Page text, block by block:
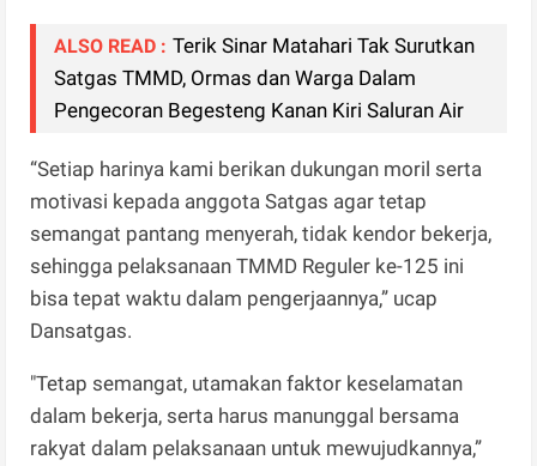
ALSO READ : Terik Sinar Matahari Tak Surutkan
Satgas TMMD, Ormas dan Warga Dalam
Pengecoran Begesteng Kanan Kiri Saluran Air
“Setiap harinya kami berikan dukungan moril serta
motivasi kepada anggota Satgas agar tetap
semangat pantang menyerah, tidak kendor bekerja,
sehingga pelaksanaan TMMD Reguler ke-125 ini
bisa tepat waktu dalam pengerjaannya,” ucap
Dansatgas.
"Tetap semangat, utamakan faktor keselamatan
dalam bekerja, serta harus manunggal bersama
rakyat dalam pelaksanaan untuk mewujudkannya,”